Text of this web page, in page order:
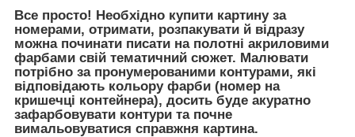
Все просто! Необхідно купити картину за
номерами, отримати, розпакувати й відразу
можна починати писати на полотні акриловими
фарбами свій тематичний сюжет. Малювати
потрібно за пронумерованими контурами, які
відповідають кольору фарби (номер на
кришечці контейнера), досить буде акуратно
зафарбовувати контури та почне
вимальовуватися справжня картина.